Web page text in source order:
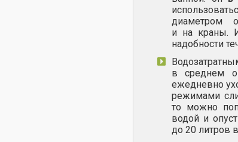
диаметром
и на краны.
надобности
в среднем
ежедневно
режимами
то можно
водой и
до 20 литров